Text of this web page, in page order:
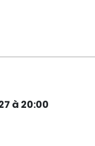
à 20:00